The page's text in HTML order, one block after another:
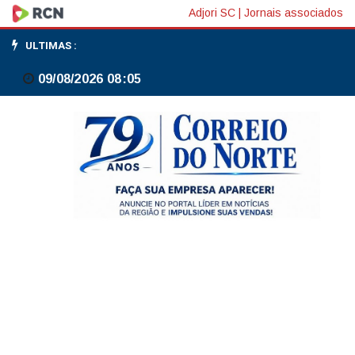
Fechamento
câmbio:
Dólar
Adjori SC Jornais associados
ULTIMAS :
09/08/2026 08:05